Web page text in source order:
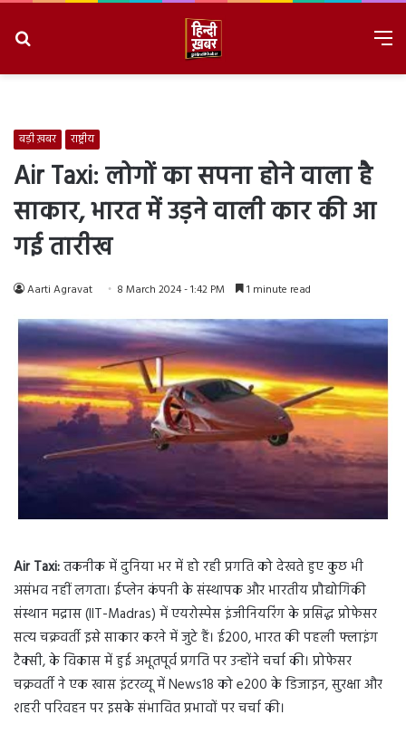
बड़ी ख़बर राष्ट्रीय
Air Taxi: लोगों का सपना होने वाला है
साकार, भारत में उड़ने वाली कार की आ
गई तारीख
Aarti Agravat 8 March 2024 - 1:42 PM 1 minute read
Air Taxi:तकनीक में दुनिया भर में हो रही प्रगति को देखते हुए कुछ भी
असंभव नहीं लगता। ईप्लेन कंपनी के संस्थापक और भारतीय प्रौद्योगिकी
संस्थान मद्रास (IIT-Madras) में एयरोस्पेस इंजीनियरिंग के प्रसिद्ध प्रोफेसर
सत्य चक्रवर्ती इसे साकार करने में जुटे हैं। ई200, भारत की पहली फ्लाइंग
टैक्सी, के विकास में हुई अभूतपूर्व प्रगति पर उन्होंने चर्चा की। प्रोफेसर
चक्रवर्ती ने एक खास इंटरव्यू में News18 को e200 के डिजाइन, सुरक्षा और
शहरी परिवहन पर इसके संभावित प्रभावों पर चर्चा की।